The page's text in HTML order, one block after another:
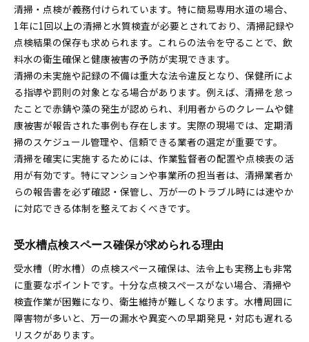
点検表を活用した効率的な貯水槽管理術
貯水槽の点検表活用で管理の効率化を図る
受水槽点検項目のチェックポイントを解説
法令遵守のための点検表記録管理方法
貯水槽設置基準に基づく点検表の使い方
異常発見時の対応策を点検表で明確化する
清掃・点検が義務付けられています。特に簡易専用水道の場合、
1年に1回以上の清掃と水質検査が必要とされており、清掃記録や
点検結果の保存も求められます。これらの法令を守ることで、飲
料水の衛生確保と健康被害の予防が実現できます。
清掃の未実施や記録の不備は重大な法令違反となり、保健所によ
る指導や罰則の対象となる場合があります。例えば、清掃を怠っ
たことで赤錆や藻の発生が認められ、利用者からのクレームや健
康被害が報告された事例も存在します。実際の現場では、定期清
掃のスケジュール管理や、信頼できる業者の選定が重要です。
清掃を確実に実施するためには、作業監督者の配置や点検表の活
用が有効です。特にマンションや事業所の担当者は、清掃業者か
らの報告書を必ず確認・保管し、万が一のトラブル時には速やか
に対応できる体制を整えておくべきです。
受水槽点検スペース確保が求められる理由
受水槽（貯水槽）の点検スペース確保は、法令上も実務上も非常
に重要なポイントです。十分な点検スペースがない場合、清掃や
検査作業が困難になり、衛生維持が難しくなります。水槽周囲に
障害物が多いと、万一の漏水や異変への早期発見・対応も遅れる
リスクがあります。